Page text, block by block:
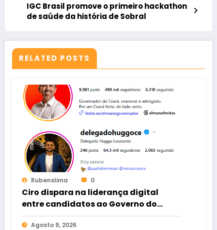
IGC Brasil promove o primeiro hackathon
de saúde da história de Sobral
RELATED POSTS
Rubenslima 0
Ciro dispara na liderança digital
entre candidatos ao Governo do
Ceará
Agosto 9, 2026